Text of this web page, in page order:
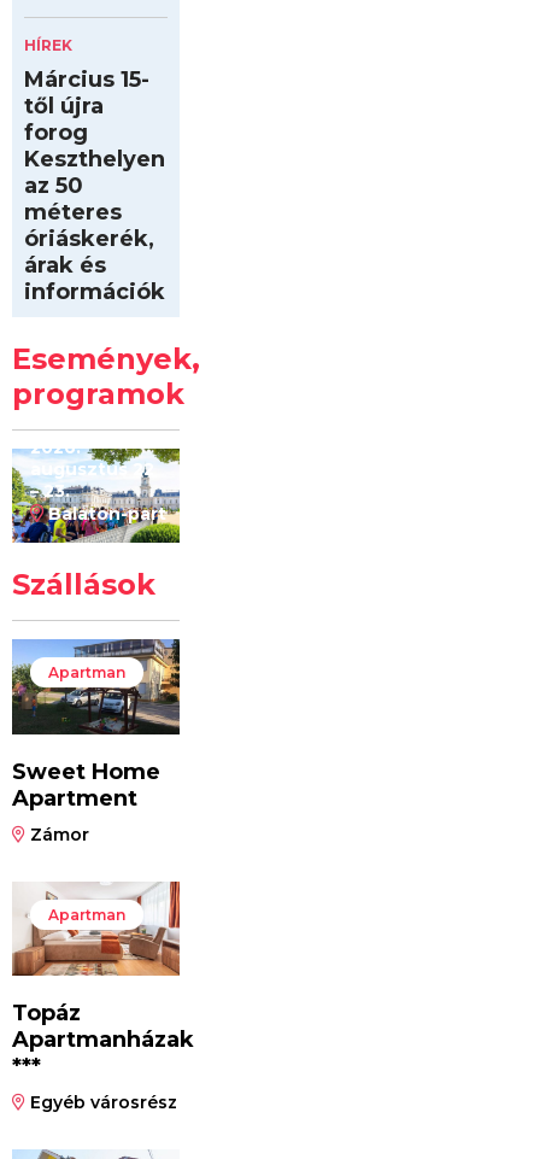
HÍREK
Március 15-
től újra
forog
Keszthelyen
az 50
méteres
óriáskerék,
árak és
információk
Események,
programok
Kilóméterek
2026
2026.
augusztus 22
– 23.
Balaton-part
Szállások
Apartman
Sweet Home
Apartment
Zámor
Apartman
Topáz
Apartmanházak
***
Egyéb városrész